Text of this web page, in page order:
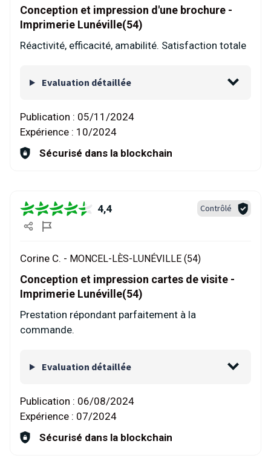
Conception et impression d'une brochure -
Imprimerie Lunéville(54)
Réactivité, efficacité, amabilité. Satisfaction totale
Evaluation détaillée
Publication : 05/11/2024
Expérience : 10/2024
Sécurisé dans la blockchain
4,4 Contrôlé
Corine C. - MONCEL-LÈS-LUNÉVILLE (54)
Conception et impression cartes de visite -
Imprimerie Lunéville(54)
Prestation répondant parfaitement à la
commande.
Evaluation détaillée
Publication : 06/08/2024
Expérience : 07/2024
Sécurisé dans la blockchain